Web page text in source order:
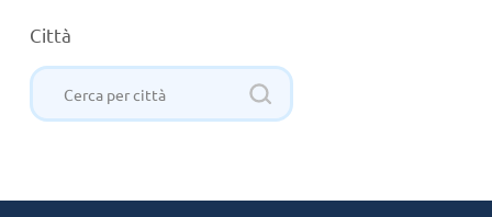
Città